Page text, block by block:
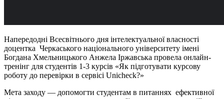
Напередодні Всесвітнього дня інтелектуальної власності
доцентка Черкаського національного університету імені
Богдана Хмельницького Анжела Іржавська провела онлайн-
тренінг для студентів 1-3 курсів «Як підготувати курсову
роботу до перевірки в сервісі Unicheck?»
Мета заходу — допомогти студентам в питаннях ефективної